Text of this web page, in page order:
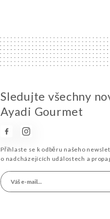
Sledujte všechny
Ayadi Gourmet
Přihlaste se k odběru našeho
o nadcházejících událostech a